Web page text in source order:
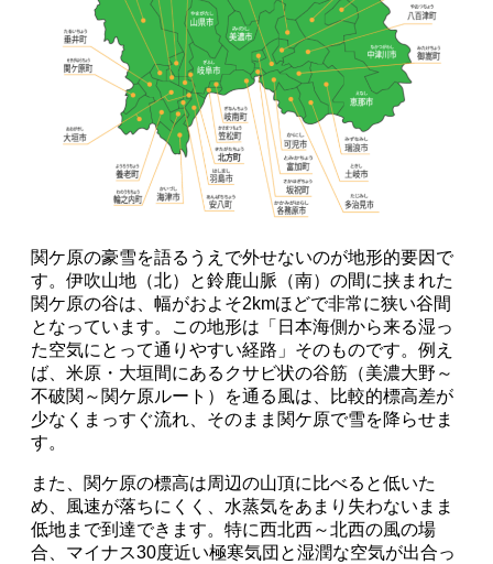
関ケ原の豪雪を語るうえで外せないのが地形的要因で
す。伊吹山地（北）と鈴鹿山脈（南）の間に挟まれた
関ケ原の谷は、幅がおよそ2kmほどで非常に狭い谷間
となっています。この地形は「日本海側から来る湿っ
た空気にとって通りやすい経路」そのものです。例え
ば、米原・大垣間にあるクサビ状の谷筋（美濃大野～
不破関～関ケ原ルート）を通る風は、比較的標高差が
少なくまっすぐ流れ、そのまま関ケ原で雪を降らせま
す。
また、関ケ原の標高は周辺の山頂に比べると低いた
め、風速が落ちにくく、水蒸気をあまり失わないまま
低地まで到達できます。特に西北西～北西の風の場
合、マイナス30度近い極寒気団と湿潤な空気が出合っ